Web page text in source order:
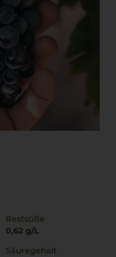
Restsüße
0,62 g/L
Säuregehalt